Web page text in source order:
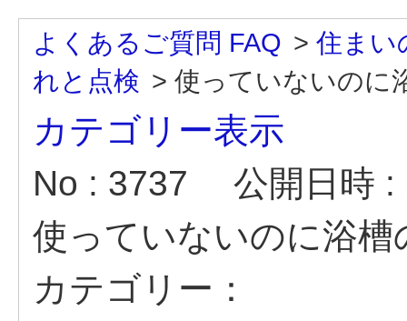
よくあるご質問 FAQ > 住まい
れと点検 > 使っていないのに
カテゴリー表示
No : 3737
公開日時
使っていないのに浴槽
カテゴリー：